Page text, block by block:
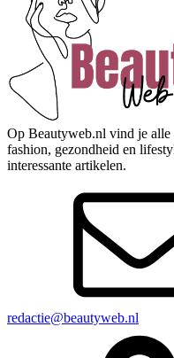
Op Beautyweb.nl vind je alle
fashion, gezondheid en
interessante artikelen.
redactie@beautyweb.nl